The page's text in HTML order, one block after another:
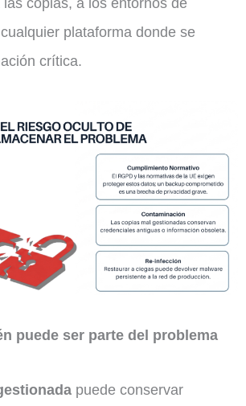
plataforma donde se
crítica.
puede ser parte del problema
puede conservar